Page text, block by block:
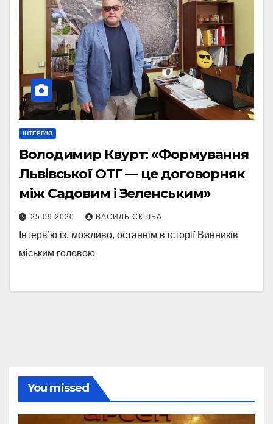
ІНТЕРВ'Ю
Володимир Квурт: «Формування
Львівської ОТГ — це договорняк
між Садовим і Зеленським»
25.09.2020 ВАСИЛЬ СКРІБА
Інтерв’ю із, можливо, останнім в історії Винників
міським головою
You missed